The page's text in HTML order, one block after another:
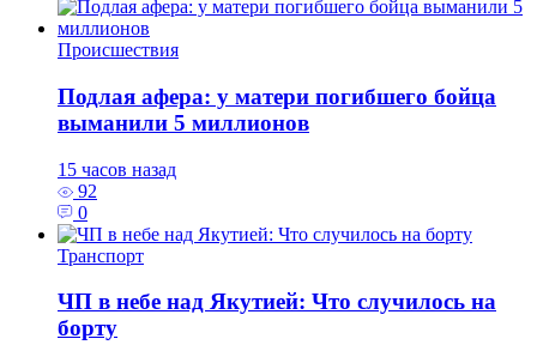
Происшествия
Подлая афера: у матери погибшего бойца
выманили 5 миллионов
15 часов назад
92
0
Транспорт
ЧП в небе над Якутией: Что случилось на
борту